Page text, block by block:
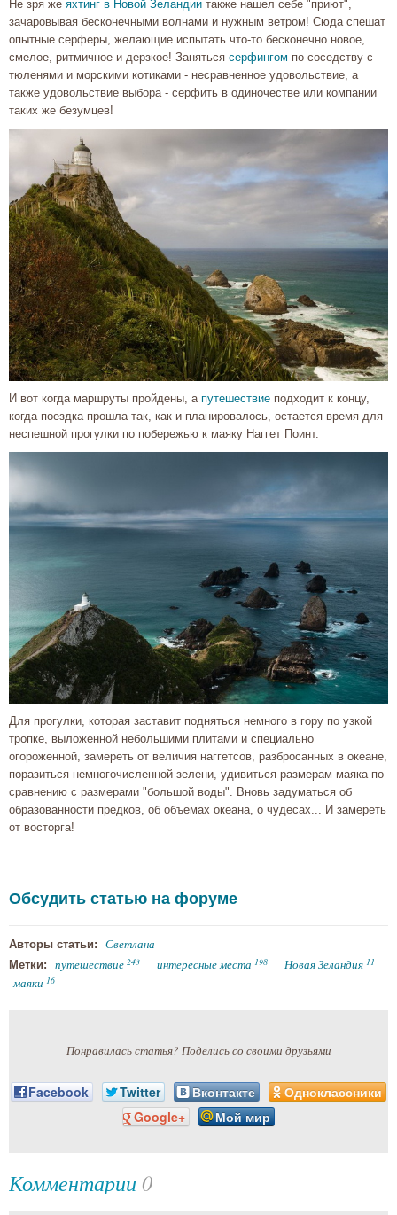
Не зря же яхтинг в Новой Зеландии также нашел себе "приют",
зачаровывая бесконечными волнами и нужным ветром! Сюда спешат
опытные серферы, желающие испытать что-то бесконечно новое,
смелое, ритмичное и дерзкое! Заняться серфингом по соседству с
тюленями и морскими котиками - несравненное удовольствие, а
также удовольствие выбора - серфить в одиночестве или компании
таких же безумцев!
И вот когда маршруты пройдены, а путешествие подходит к концу,
когда поездка прошла так, как и планировалось, остается время для
неспешной прогулки по побережью к маяку Наггет Поинт.
Для прогулки, которая заставит подняться немного в гору по узкой
тропке, выложенной небольшими плитами и специально
огороженной, замереть от величия наггетсов, разбросанных в океане,
поразиться немногочисленной зелени, удивиться размерам маяка по
сравнению с размерами "большой воды". Вновь задуматься об
образованности предков, об объемах океана, о чудесах... И замереть
от восторга!
Обсудить статью на форуме
Авторы статьи: Светлана
Метки: путешествие 243 интересные места 198 Новая Зеландия 11
маяки 16
Понравилась статья? Поделись со своими друзьями
Facebook Twitter Вконтакте
Одноклассники
Google+
Мой мир
Комментарии 0